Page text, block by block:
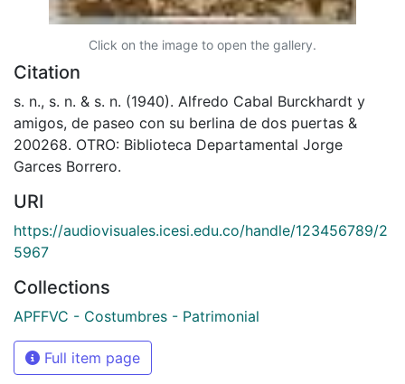
Click on the image to open the gallery.
Citation
s. n., s. n. & s. n. (1940). Alfredo Cabal Burckhardt y
amigos, de paseo con su berlina de dos puertas &
200268. OTRO: Biblioteca Departamental Jorge
Garces Borrero.
URI
https://audiovisuales.icesi.edu.co/handle/123456789/2
5967
Collections
APFFVC - Costumbres - Patrimonial
Full item page